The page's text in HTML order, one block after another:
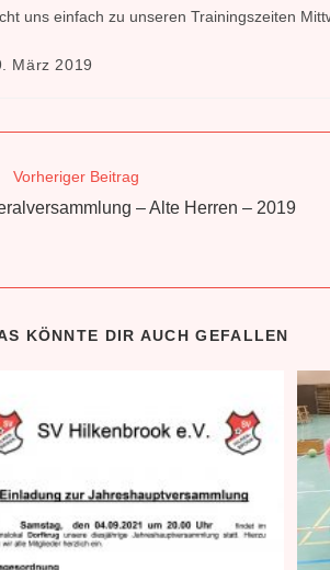
uns einfach zu unseren Trainingszeiten
März 2019
Vorheriger Beitrag
– Alte Herren – 2019
KÖNNTE DIR AUCH GEFALLEN